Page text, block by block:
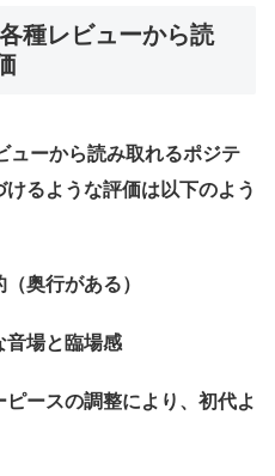
種レビューから読
ーから読み取れるポジテ
るような評価は以下のよう
奥行がある）
音場と臨場感
ピースの調整により、初代よ